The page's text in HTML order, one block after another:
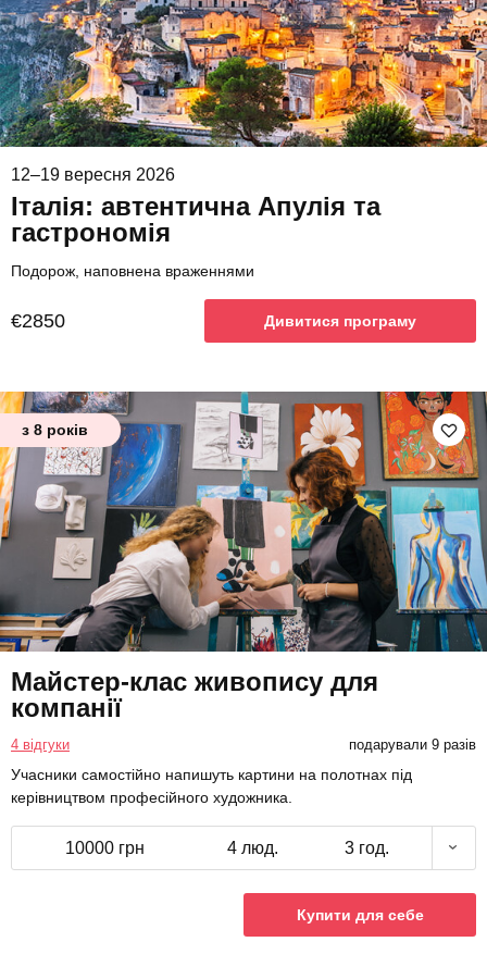
12–19 вересня 2026
Італія: автентична Апулія та
гастрономія
Подорож, наповнена враженнями
€2850 Дивитися програму
з 8 років
Майстер-клас живопису для
компанії
4 відгуки подарували 9 разів
Учасники самостійно напишуть картини на полотнах під
керівництвом професійного художника.
10000 грн 4 люд. 3 год.
Купити для себе